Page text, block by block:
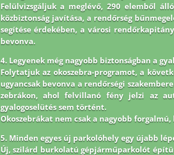
Felülvizsgáljuk a meglévő, 290 elemből
közbiztonság javítása, a rendőrség
segítése érdekében, a városi
bevonva.
4. Legyenek még nagyobb biztonságban a
Folytatjuk az okoszebra-programot, a
ugyancsak bevonva a rendőrségi
zebrákon, ahol felvillanó fény jelzi az
gyalogoselütés sem történt.
Okoszebrákat nem csak a nagyobb
5. Minden egyes új parkolóhely egy újabb
Új, szilárd burkolatú gépjárműparkolót